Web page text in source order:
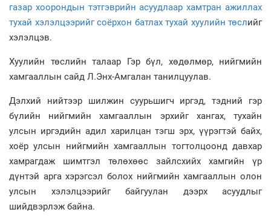
газар хоорондын тэтгэврийн асуудлаар хамтран ажиллах
тухай хэлэлцээрийг соёрхон батлах тухай хуулийн төслийг
хэлэлцэв.
Хуулийн төслийн талаар Гэр бүл, хөдөлмөр, нийгмийн
хамгааллын сайд Л.Энх-Амгалан танилцуулав.
Дэлхий нийтээр шилжин суурьшигч иргэд, тэдний гэр
бүлийн нийгмийн хамгааллын эрхийг хангах, тухайн
улсын иргэдийн адил харилцан тэгш эрх, үүрэгтэй байх,
хоёр улсын нийгмийн хамгааллын тогтолцоонд давхар
хамрагдаж шимтгэл төлөхөөс зайлсхийх хамгийн үр
дүнтэй арга хэрэгсэл болох нийгмийн хамгааллын олон
улсын хэлэлцээрийг байгуулан дээрх асуудлыг
шийдвэрлэж байна.